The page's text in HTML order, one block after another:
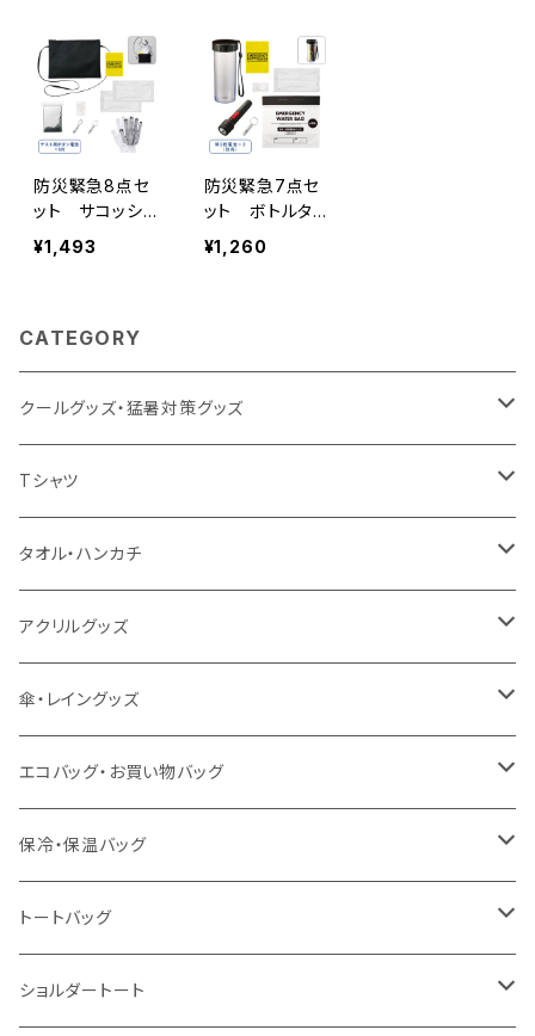
防災緊急8点セ
ット サコッシュ
タイプ ブラッ
ク MG
¥1,493
防災緊急7点セ
ット ボトルタイ
プ ブラック
MG
¥1,260
CATEGORY
クールグッズ・猛暑対策グッズ
扇風機
うちわ
猛暑グッズ
冷感グッズ
Tシャツ
カスタムプリントTシャツ（国内プリント）
イージーオーダーTシャツ（海外生産）
タオル・ハンカチ
名入れタオル
今治タオル
泉州おくばりタオル
冷感タオル
ハンカチ
アクリルグッズ
キーホルダー
スタンド
バッジ
ライティングスタンド
アクリル雑貨
傘・レイングッズ
傘
ポンチョ
エコバッグ・お買い物バッグ
ポリエステル
フェアトレードコットン
ジュートコットン
保冷・保温バッグ
キャンパス
デニム
トートバッグ
オーガニックコットン
ショルダートート